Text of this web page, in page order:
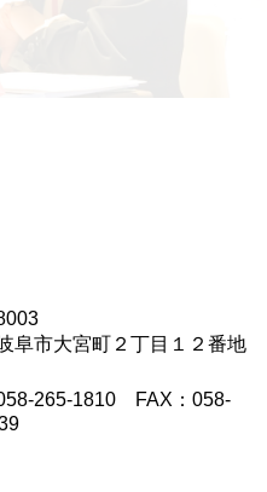
阜市大宮町２丁目１２番地
265-1810 FAX：058-